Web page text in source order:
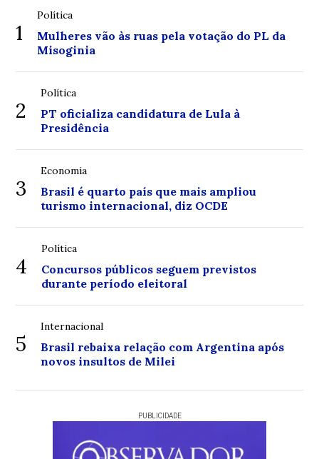
1
Política
Mulheres vão às ruas pela votação do PL da
Misoginia
2
Política
PT oficializa candidatura de Lula à
Presidência
3
Economia
Brasil é quarto país que mais ampliou
turismo internacional, diz OCDE
4
Política
Concursos públicos seguem previstos
durante período eleitoral
5
Internacional
Brasil rebaixa relação com Argentina após
novos insultos de Milei
PUBLICIDADE